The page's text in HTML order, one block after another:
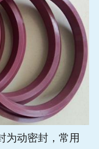
动密封，常用